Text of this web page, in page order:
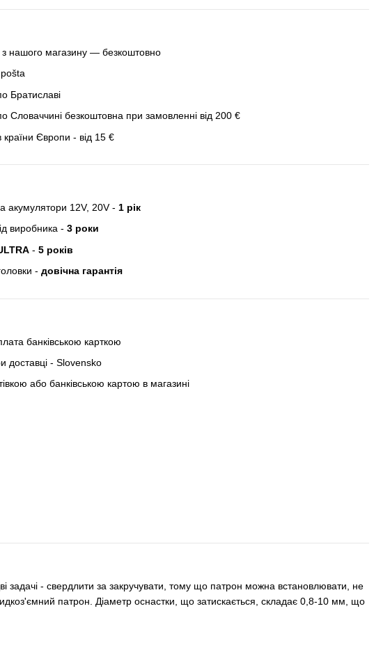
з нашого магазину — безкоштовно
Братиславі
Словаччині безкоштовна при замовленні від 200 €
країни Європи - від 15 €
акумулятори 12V, 20V - 1 рік
виробника - 3 роки
- 5 років
- довічна гарантія
банківською карткою
доставці - Slovensko
або банківською картою в магазині
- свердлити за закручувати, тому що патрон можна встановлювати, не
патрон. Діаметр оснастки, що затискається, складає 0,8-10 мм, що